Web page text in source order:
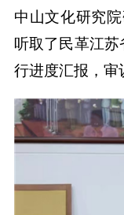
中山文化研究
听取了民革江
行进度汇报，审